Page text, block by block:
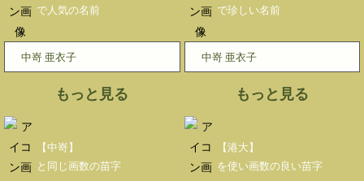
で人気の名前
中嵜 亜衣子
もっと見る
で珍しい名前
中嵜 亜衣子
もっと見る
【中嵜】
と同じ画数の苗字
【港大】
を使い画数の良い苗字